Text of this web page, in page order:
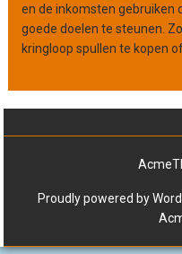
en de inkomsten gebruiken
goede doelen te steunen.
kringloop spullen te kopen
Proudly powered by